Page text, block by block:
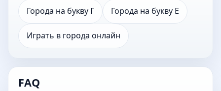
Города на букву Г Города на букву Е
Играть в города онлайн
FAQ